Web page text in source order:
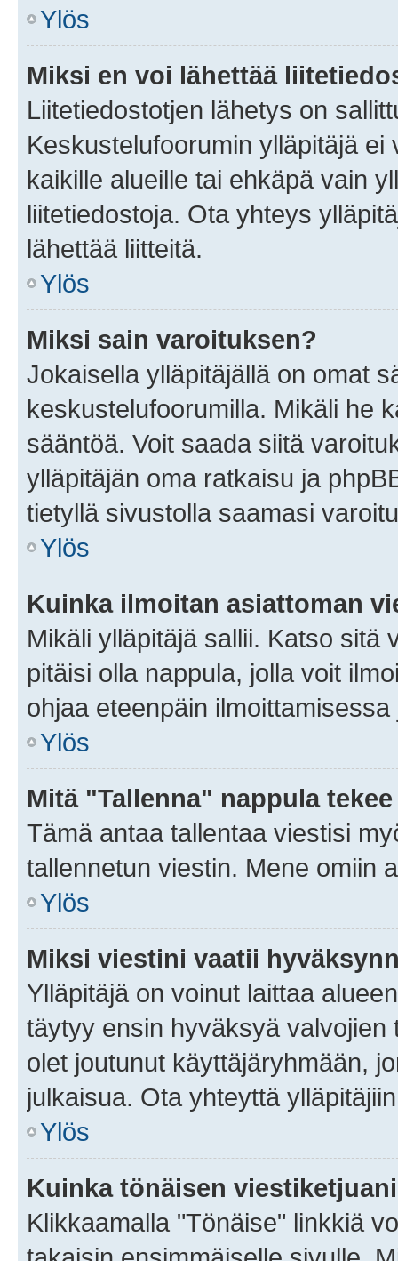
Ylös
Miksi en voi lähettää
Liitetiedostotjen lähetys on
Keskustelufoorumin ylläpitäjä
kaikille alueille tai ehkäpä vain
liitetiedostoja. Ota yhteys
lähettää liitteitä.
Ylös
Miksi sain varoituksen?
Jokaisella ylläpitäjällä on omat
keskustelufoorumilla. Mikäli he
sääntöä. Voit saada siitä
ylläpitäjän oma ratkaisu ja
tietyllä sivustolla saamasi
Ylös
Kuinka ilmoitan asiattoman
Mikäli ylläpitäjä sallii. Katso sitä
pitäisi olla nappula, jolla voit
ohjaa eteenpäin
Ylös
Mitä "Tallenna" nappula
Tämä antaa tallentaa viestisi
tallennetun viestin. Mene omiin
Ylös
Miksi viestini vaatii
Ylläpitäjä on voinut laittaa
täytyy ensin hyväksyä
olet joutunut käyttäjäryhmään,
julkaisua. Ota yhteyttä
Ylös
Kuinka tönäisen
Klikkaamalla "Tönäise" linkkiä